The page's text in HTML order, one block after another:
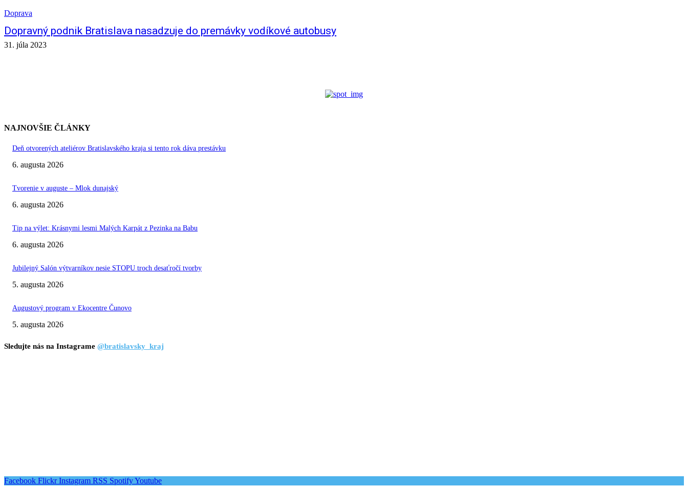
Doprava
Dopravný podnik Bratislava nasadzuje do premávky vodíkové autobusy
31. júla 2023
NAJNOVŠIE ČLÁNKY
Deň otvorených ateliérov Bratislavského kraja si tento rok dáva prestávku
6. augusta 2026
Tvorenie v auguste – Mlok dunajský
6. augusta 2026
Tip na výlet: Krásnymi lesmi Malých Karpát z Pezinka na Babu
6. augusta 2026
Jubilejný Salón výtvarníkov nesie STOPU troch desaťročí tvorby
5. augusta 2026
Augustový program v Ekocentre Čunovo
5. augusta 2026
Sledujte nás na Instagrame @bratislavsky_kraj
Facebook Flickr Instagram RSS SpotifyYoutube